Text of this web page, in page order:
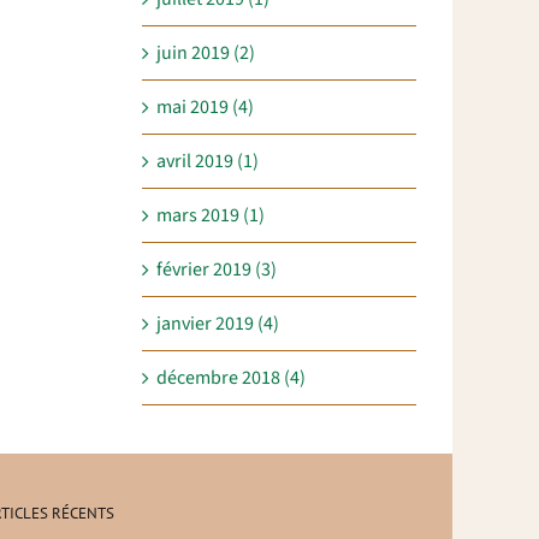
juin 2019 (2)
mai 2019 (4)
avril 2019 (1)
mars 2019 (1)
février 2019 (3)
janvier 2019 (4)
décembre 2018 (4)
RÉCENTS